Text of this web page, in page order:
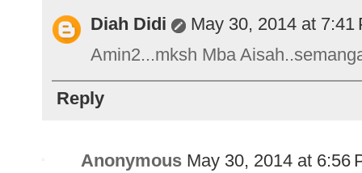
Diah Didi
May 30, 2014 at 7:41
Amin2...mksh Mba
Reply
Anonymous May 30, 2014 at 6:56